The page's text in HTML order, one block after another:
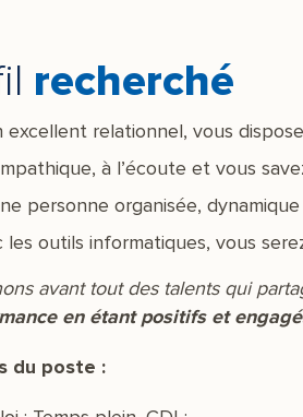
recherché
excellent relationnel, vous
à l’écoute et vous
personne organisée,
les outils informatiques, vous
avant tout des talents qui
en étant positifs et
du poste :